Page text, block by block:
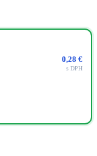
0,28 €
s DPH